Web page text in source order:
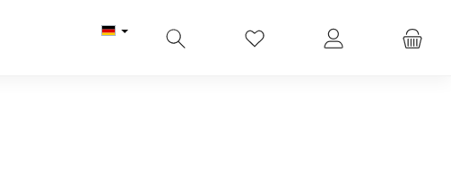
Du hast 0 Produkte auf dem